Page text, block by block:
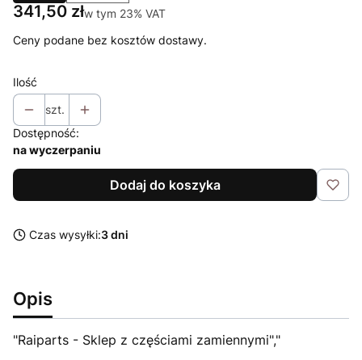
Cena
341,50 złw tym 23% VAT
w tym 23% VAT
Ceny podane bez kosztów dostawy.
Ilość
szt.
Dostępność:
na wyczerpaniu
Dodaj do koszyka
Czas wysyłki:3 dni
Opis
"Raiparts - Sklep z częściami zamiennymi","